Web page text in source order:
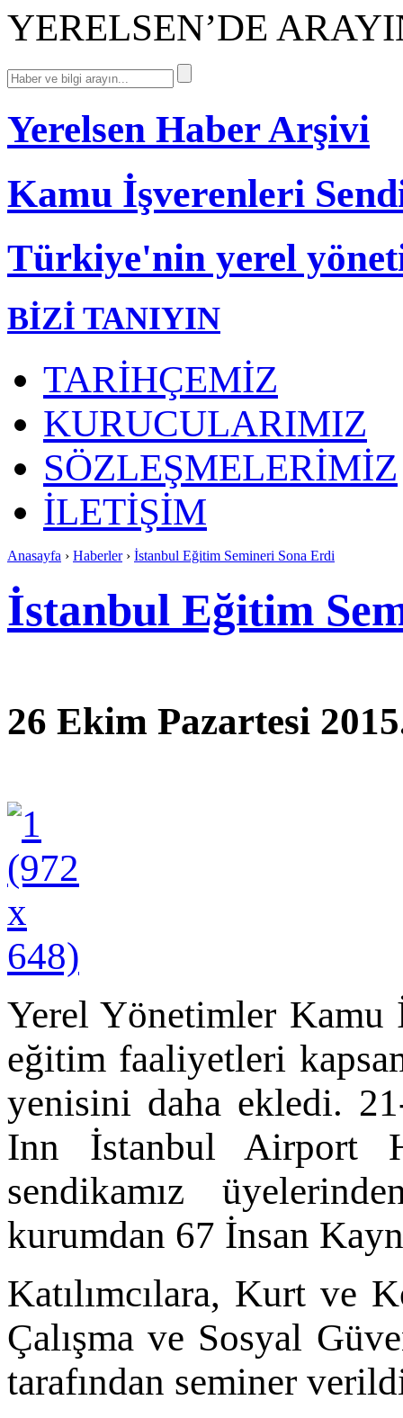
YERELSEN’DE
Yerelsen Haber Arşivi
Kamu İşverenleri
Türkiye'nin yerel
BİZİ TANIYIN
TARİHÇEMİZ
KURUCULARIMIZ
SÖZLEŞMELERİMİZ
İLETİŞİM
Anasayfa › Haberler› İstanbul Eğitim Semineri Sona Erdi
İstanbul Eğitim
26 Ekim Pazartesi
Yerel Yönetimler Kamu
eğitim faaliyetleri
yenisini daha ekledi.
Inn İstanbul Airport
sendikamız
kurumdan 67 İnsan
Katılımcılara, Kurt ve
Çalışma ve Sosyal
tarafından seminer